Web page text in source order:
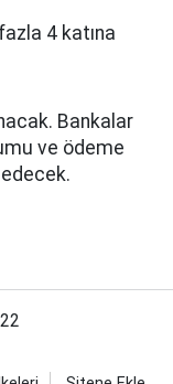
4 katına
Bankalar
ve ödeme